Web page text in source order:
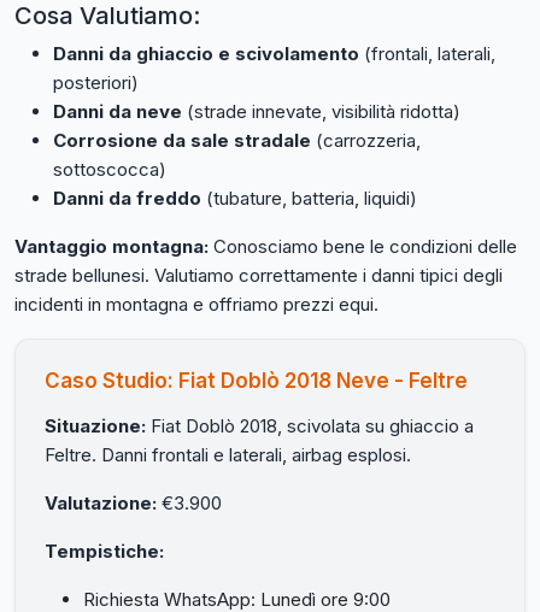
Cosa Valutiamo:
Danni da ghiaccio e scivolamento (frontali, laterali,
posteriori)
Danni da neve (strade innevate, visibilità ridotta)
Corrosione da sale stradale (carrozzeria,
sottoscocca)
Danni da freddo (tubature, batteria, liquidi)
Vantaggio montagna: Conosciamo bene le condizioni delle
strade bellunesi. Valutiamo correttamente i danni tipici degli
incidenti in montagna e offriamo prezzi equi.
Caso Studio: Fiat Doblò 2018 Neve - Feltre
Situazione: Fiat Doblò 2018, scivolata su ghiaccio a
Feltre. Danni frontali e laterali, airbag esplosi.
Valutazione: €3.900
Tempistiche:
Richiesta WhatsApp: Lunedì ore 9:00